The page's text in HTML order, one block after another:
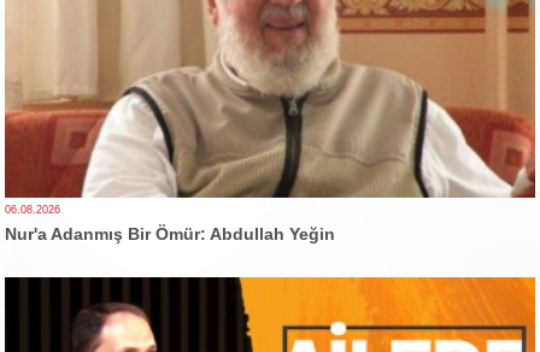
06.08.2026
Nur'a Adanmış Bir Ömür: Abdullah Yeğin